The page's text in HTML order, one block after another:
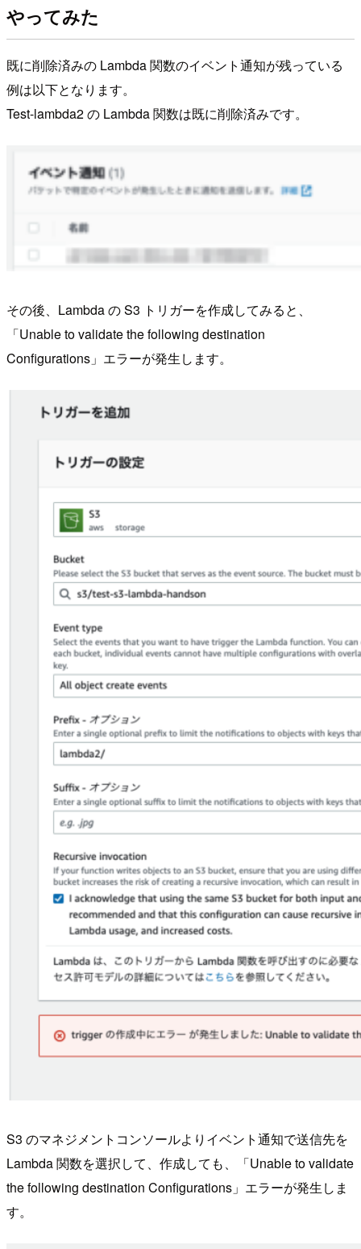
やってみた
既に削除済みの Lambda 関数のイベント通知が残っている
例は以下となります。
Test-lambda2 の Lambda 関数は既に削除済みです。
その後、Lambda の S3 トリガーを作成してみると、
「Unable to validate the following destination
Configurations」エラーが発生します。
S3 のマネジメントコンソールよりイベント通知で送信先を
Lambda 関数を選択して、作成しても、「Unable to validate
the following destination Configurations」エラーが発生しま
す。